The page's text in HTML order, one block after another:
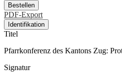
Bestellen
PDF-Export
Identifikation
Titel
Pfarrkonferenz des Kantons Zug:
Signatur